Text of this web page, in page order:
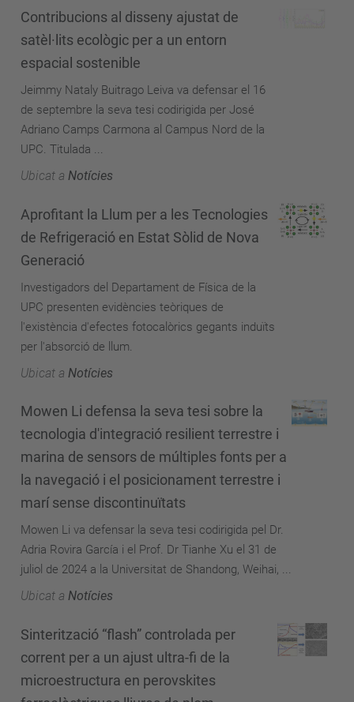
Contribucions al disseny ajustat de
satèl·lits ecològic per a un entorn
espacial sostenible
Jeimmy Nataly Buitrago Leiva va defensar el 16
de septembre la seva tesi codirigida per José
Adriano Camps Carmona al Campus Nord de la
UPC. Titulada ...
Ubicat a Notícies
Aprofitant la Llum per a les Tecnologies
de Refrigeració en Estat Sòlid de Nova
Generació
Investigadors del Departament de Física de la
UPC presenten evidències teòriques de
l'existència d'efectes fotocalòrics gegants induïts
per l'absorció de llum.
Ubicat a Notícies
Mowen Li defensa la seva tesi sobre la
tecnologia d'integració resilient terrestre i
marina de sensors de múltiples fonts per a
la navegació i el posicionament terrestre i
marí sense discontinuïtats
Mowen Li va defensar la seva tesi codirigida pel Dr.
Adria Rovira García i el Prof. Dr Tianhe Xu el 31 de
juliol de 2024 a la Universitat de Shandong, Weihai, ...
Ubicat a Notícies
Sinterització “flash” controlada per
corrent per a un ajust ultra-fi de la
microestructura en perovskites